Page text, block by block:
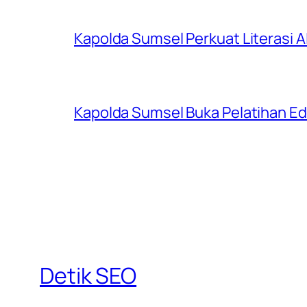
Kapolda Sumsel Perkuat Literasi
Kapolda Sumsel Buka Pelatihan
Detik SEO